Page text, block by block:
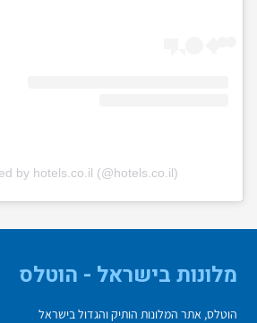
by hotels.co.il (@hotels.co.il)
מלונות בישראל - הוטלס
הוטלס, אתר המלונות הותיק והגדול בישראל